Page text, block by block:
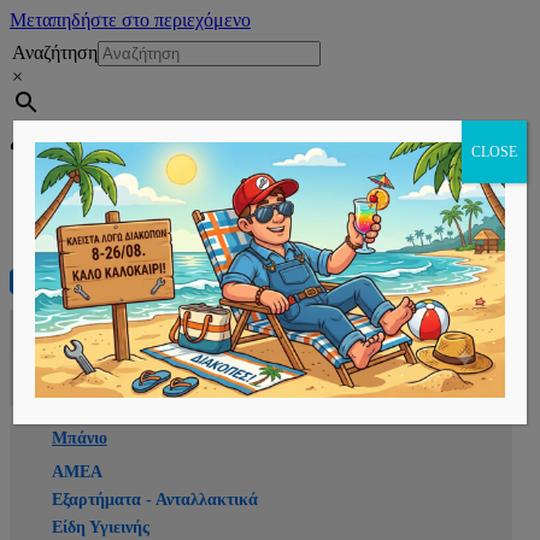
Μεταπηδήστε στο περιεχόμενο
Αναζήτηση
×
Εγγραφή
Αρχική
E-shop
Μπάνιο
ΑΜΕΑ
Εξαρτήματα - Ανταλλακτικά
Είδη Υγιεινής
CLOSE